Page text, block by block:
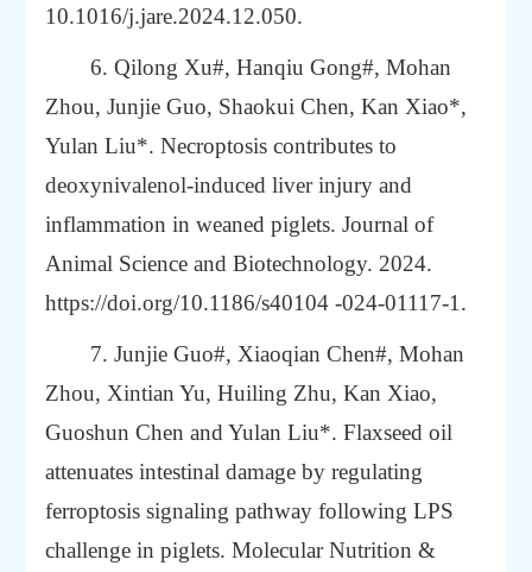
10.1016/j.jare.2024.12.050.
6. Qilong Xu#, Hanqiu Gong#, Mohan
Zhou, Junjie Guo, Shaokui Chen, Kan Xiao*,
Yulan Liu*. Necroptosis contributes to
deoxynivalenol-induced liver injury and
inflammation in weaned piglets. Journal of
Animal Science and Biotechnology. 2024.
https://doi.org/10.1186/s40104 -024-01117-1.
7. Junjie Guo#, Xiaoqian Chen#, Mohan
Zhou, Xintian Yu, Huiling Zhu, Kan Xiao,
Guoshun Chen and Yulan Liu*.Flaxseed oil
attenuates intestinal damage byregulating
ferroptosis signaling pathway following LPS
challenge in piglets. Molecular Nutrition &